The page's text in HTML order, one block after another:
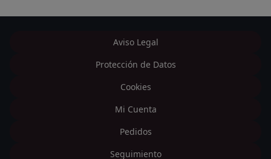
Aviso Legal
Protección de Datos
Cookies
Mi Cuenta
Pedidos
Seguimiento